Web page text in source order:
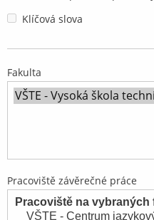
Klíčová slova
Fakulta
Pracoviště závěrečné práce